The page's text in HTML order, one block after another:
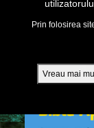
Prin folosirea
Vreau mai